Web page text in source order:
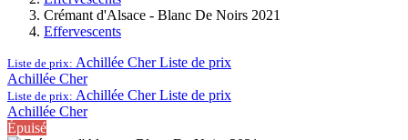
Crémant d'Alsace - Blanc De Noirs 2021
Effervescents
Liste de prix: Achillée Cher Liste de prix
Achillée Cher
Liste de prix: Achillée Cher Liste de prix
Achillée Cher
Épuisé